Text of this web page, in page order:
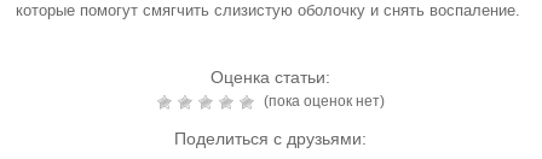
которые помогут смягчить слизистую оболочку и снять воспаление.
Оценка статьи:
(пока оценок нет)
Поделиться с друзьями: